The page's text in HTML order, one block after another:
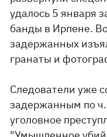
удалось 5 января
банды в Ирпене.
задержанных
гранаты и
Следователи уже
задержанным по
уголовное